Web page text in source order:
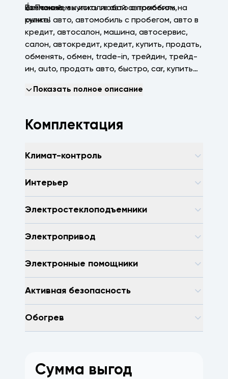
компаний
👍 Поможем купить любой автомобиль на
рынке!
Возможно, вы искали: авто с пробегом,
купить авто, автомобиль с пробегом, авто в
кредит, автосалон, машина, автосервис,
салон, автокредит, кредит, купить, продать,
обменять, обмен, trаdе-in, трейдин, трейд-
ин, аutо, продать авто, быстро, саr, купить
пробегсервис, селект, арконт, Волгоград,
Показать полное описание
Комплектация
Климат-контроль
Интерьер
Электростеклоподъемники
Электропривод
Электронные помощники
Активная безопасность
Обогрев
Сумма выгод